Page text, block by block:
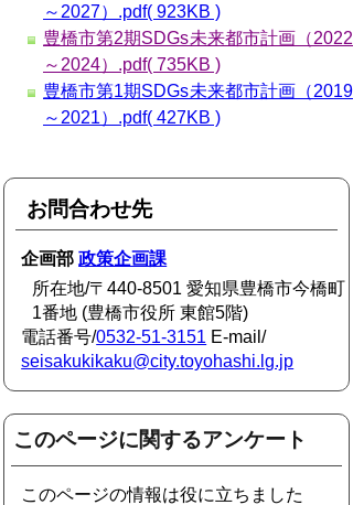
～2027）.pdf( 923KB )
豊橋市第2期SDGs未来都市計画（2022
～2024）.pdf( 735KB )
豊橋市第1期SDGs未来都市計画（2019
～2021）.pdf( 427KB )
お問合わせ先
企画部政策企画課
所在地/〒440-8501 愛知県豊橋市今橋町
1番地 (豊橋市役所 東館5階)
電話番号/0532-51-3151 E-mail/
seisakukikaku@city.toyohashi.lg.jp
このページに関するアンケート
このページの情報は役に立ちました